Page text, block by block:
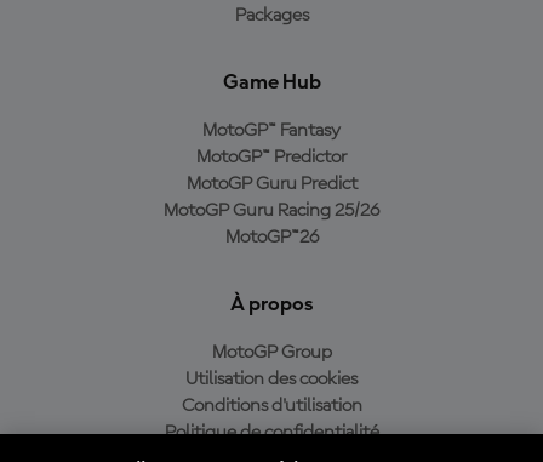
Packages
Game Hub
MotoGP™ Fantasy
MotoGP™ Predictor
MotoGP Guru Predict
MotoGP Guru Racing 25/26
MotoGP™26
À propos
MotoGP Group
Utilisation des cookies
Conditions d'utilisation
Politique de confidentialité